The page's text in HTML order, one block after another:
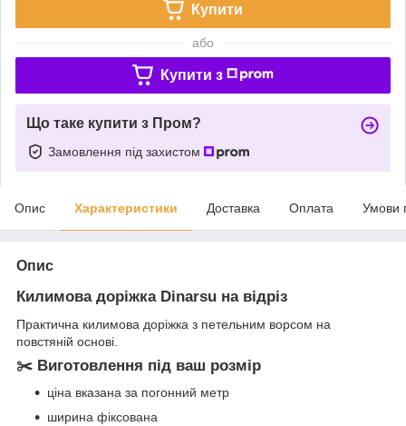
Купити
або
Купити з
Що таке купити з Пром?
Замовлення під захистом
Опис Характеристики Доставка Оплата Умови
Опис
Килимова доріжка Dinarsu на відріз
Практична килимова доріжка з петельним ворсом на
повстяній основі.
✂️ Виготовлення під ваш розмір
ціна вказана за погонний метр
ширина фіксована